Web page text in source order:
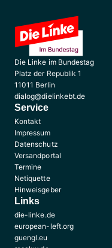
Die Linke im Bundestag
Platz der Republik 1
11011 Berlin
dialog@dielinkebt.de
Service
Kontakt
Impressum
Datenschutz
Versandportal
Termine
Netiquette
Hinweisgeber
Links
die-linke.de
european-left.org
guengl.eu